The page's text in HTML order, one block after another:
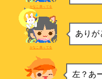
かなこ腐ってる
ありが
かなこ腐ってる
左？あ